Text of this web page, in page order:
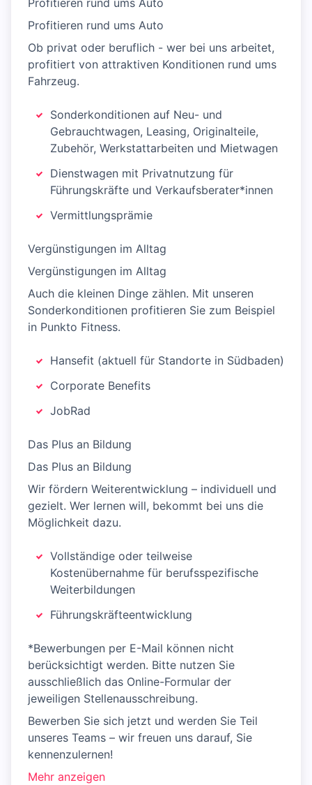
Profitieren rund ums Auto
Profitieren rund ums Auto
Ob privat oder beruflich - wer bei uns arbeitet,
profitiert von attraktiven Konditionen rund ums
Fahrzeug.
Sonderkonditionen auf Neu- und
Gebrauchtwagen, Leasing, Originalteile,
Zubehör, Werkstattarbeiten und Mietwagen
Dienstwagen mit Privatnutzung für
Führungskräfte und Verkaufsberater*innen
Vermittlungsprämie
Vergünstigungen im Alltag
Vergünstigungen im Alltag
Auch die kleinen Dinge zählen. Mit unseren
Sonderkonditionen profitieren Sie zum Beispiel
in Punkto Fitness.
Hansefit (aktuell für Standorte in Südbaden)
Corporate Benefits
JobRad
Das Plus an Bildung
Das Plus an Bildung
Wir fördern Weiterentwicklung – individuell und
gezielt. Wer lernen will, bekommt bei uns die
Möglichkeit dazu.
Vollständige oder teilweise
Kostenübernahme für berufsspezifische
Weiterbildungen
Führungskräfteentwicklung
*Bewerbungen per E-Mail können nicht
berücksichtigt werden. Bitte nutzen Sie
ausschließlich das Online-Formular der
jeweiligen Stellenausschreibung.
Bewerben Sie sich jetzt und werden Sie Teil
unseres Teams – wir freuen uns darauf, Sie
kennenzulernen!
Mehr anzeigen